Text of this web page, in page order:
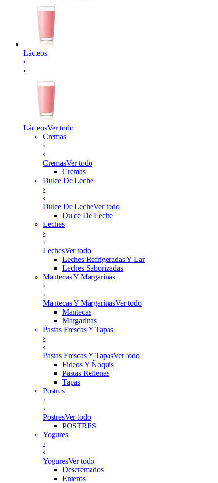
Lácteos
›
‹
LácteosVer todo
Cremas
›
‹
CremasVer todo
Cremas
Dulce De Leche
›
‹
Dulce De LecheVer todo
Dulce De Leche
Leches
›
‹
LechesVer todo
Leches Refrigeradas Y Lar
Leches Saborizadas
Mantecas Y Margarinas
›
‹
Mantecas Y MargarinasVer todo
Mantecas
Margarinas
Pastas Frescas Y Tapas
›
‹
Pastas Frescas Y TapasVer todo
Fideos Y Ñoquis
Pastas Rellenas
Tapas
Postres
›
‹
PostresVer todo
POSTRES
Yogures
›
‹
YoguresVer todo
Descremados
Enteros